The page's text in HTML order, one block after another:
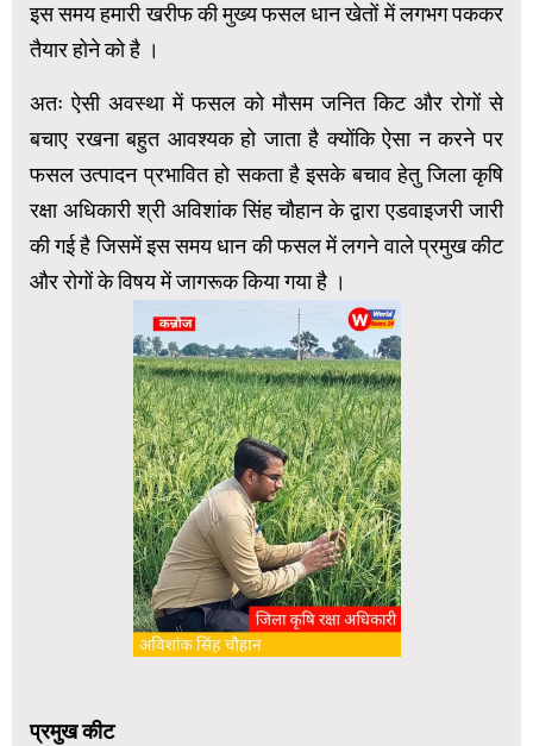
इस समय हमारी खरीफ की मुख्य फसल धान खेतों में लगभग पककर
तैयार होने को है ।
अतः ऐसी अवस्था में फसल को मौसम जनित किट और रोगों से
बचाए रखना बहुत आवश्यक हो जाता है क्योंकि ऐसा न करने पर
फसल उत्पादन प्रभावित हो सकता है इसके बचाव हेतु जिला कृषि
रक्षा अधिकारी श्री अविशांक सिंह चौहान के द्वारा एडवाइजरी जारी
की गई है जिसमें इस समय धान की फसल में लगने वाले प्रमुख कीट
और रोगों के विषय में जागरूक किया गया है ।
प्रमुख कीट